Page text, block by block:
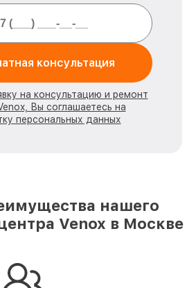
консультация
на консультацию и ремонт
Вы соглашаетесь на
персональных данных
нашего
Venox в Москве